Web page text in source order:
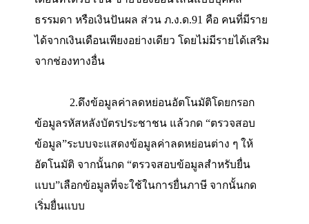
ทำการ “ เข้าสู่ระบบ ” ด้วยเลขบัตรประชา
แต่หากใครที่ยื่นครั้งแรกให้กด“สมัครสมาชิก
ทำตามขั้นตอนก่อนยืนยันตัวตนด้วยรหัส
ภ.ง.ด.90คือ คนที่มีรายได้นอกเหนือจากเงิน
เดือนที่ได้รับ เช่น ขายของออนไลน์แบบบุคคล
ธรรมดา หรือเงินปันผล ส่วนภ.ง.ด.91คือ
ได้จากเงินเดือนเพียงอย่างเดียว โดยไม่มีรายได้เส
จากช่องทางอื่น